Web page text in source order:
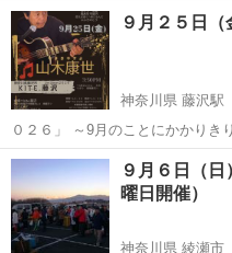
神奈川 横須賀市 横須賀中
自由研究
９月２５日
神奈川県 藤沢駅
０２６」 ～9月のことにかかりき
神奈川 藤沢市 藤沢駅 コ
９月６日（
曜日開催）
神奈川県 綾瀬市